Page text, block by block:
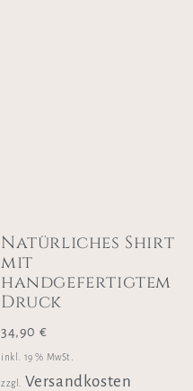
Natürliches Shirt
mit
handgefertigtem
Druck
34,90 €
inkl. 19 % MwSt.
zzgl. Versandkosten